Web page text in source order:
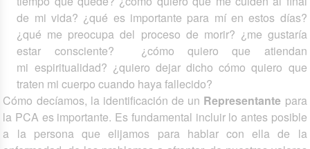
de mi vida? ¿qué es importante para mí en estos días?
¿qué me preocupa del proceso de morir? ¿me gustaría
estar consciente? ¿cómo quiero que atiendan
mi espiritualidad? ¿quiero dejar dicho cómo quiero que
traten mi cuerpo cuando haya fallecido?
Cómo decíamos, la identificación de un Representante para
la PCA es importante. Es fundamental incluir lo antes posible
a la persona que elijamos para hablar con ella de la